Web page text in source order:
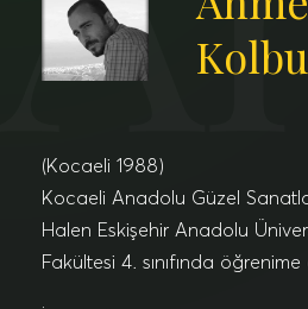
(Kocaeli 1988)
Kocaeli Anadolu Güzel
Halen Eskişehir Anadolu
Fakültesi 4. sınıfında